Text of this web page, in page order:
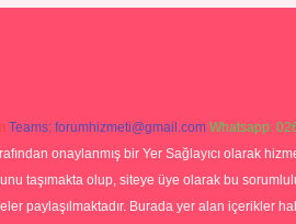
Teams: forumhizmeti@gmail.com Whatsapp:
onaylanmış bir Yer Sağlayıcı olarak
taşımakta olup, siteye üye olarak bu
paylaşılmaktadır. Burada yer alan içerikler